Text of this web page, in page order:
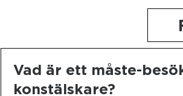
Vad är ett måste-
konstälskare?